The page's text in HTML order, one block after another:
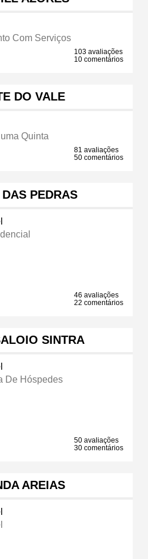
Com Serviços
103 avaliações
10 comentários
DO VALE
Quinta
81 avaliações
50 comentários
PEDRAS
46 avaliações
22 comentários
SINTRA
De Hóspedes
50 avaliações
30 comentários
AREIAS